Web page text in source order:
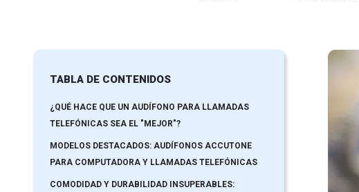
TABLA DE CONTENIDOS
¿QUÉ HACE QUE UN AUDÍFONO PARA LLAMADAS
TELEFÓNICAS SEA EL "MEJOR"?
MODELOS DESTACADOS: AUDÍFONOS ACCUTONE
PARA COMPUTADORA Y LLAMADAS TELEFÓNICAS
COMODIDAD Y DURABILIDAD INSUPERABLES: